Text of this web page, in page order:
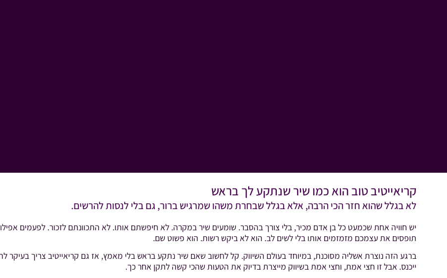
קריאייטיב טוב הוא כמו שיר שנתקע לך בראש
לא בגלל שהוא חזר הכי הרבה, אלא בגלל שבחרת משהו שמרגיש ברור, גם בלי לנסות להרשים.
יש חוויה אחת שכמעט כל בן אדם מכיר, בלי צורך בהסבר. שומעים שיר במקרה. לא חיפשתם אותו. לא התכוונתם לזכור. לפעמים
תופסים את עצמכם מזמזמים אותו בלי לשים לב. הוא לא ביקש רשות. הוא פשוט שם.
ברגע הזה נוצרת אשליה מסוכנת, במיוחד בעולם השיווק. קל לחשוב שאם שיר נתקע בראש בלי מאמץ, אז גם קריאייטיב צריך בעיקר
ייכנס. אבל זו חצי אמת, וחצי אמת בשיווק מייצרת בדיוק את הטעות שהכי קשה לתקן אחר כך.